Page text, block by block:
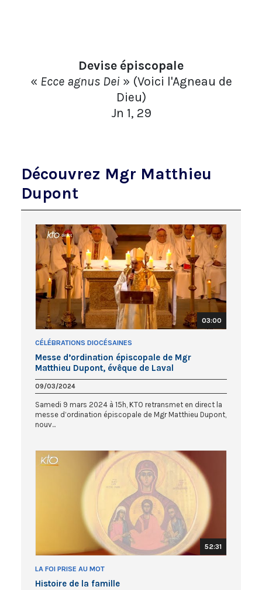
Devise épiscopale
« Ecce agnus Dei » (Voici l'Agneau de
Dieu)
Jn 1, 29
Découvrez Mgr Matthieu
Dupont
03:00
CÉLÉBRATIONS DIOCÉSAINES
Messe d’ordination épiscopale de Mgr
Matthieu Dupont, évêque de Laval
09/03/2024
Samedi 9 mars 2024 à 15h, KTO retransmet en direct la
messe d’ordination épiscopale de Mgr Matthieu Dupont,
nouv...
52:31
LA FOI PRISE AU MOT
Histoire de la famille